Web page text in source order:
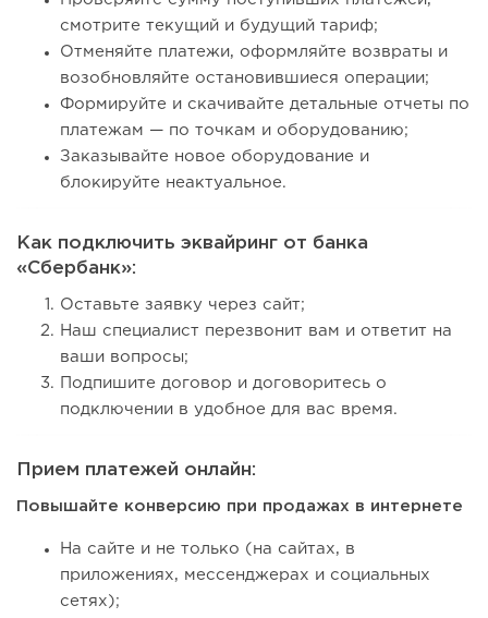
смотрите текущий и будущий тариф;
Отменяйте платежи, оформляйте возвраты и
возобновляйте остановившиеся операции;
Формируйте и скачивайте детальные отчеты по
платежам — по точкам и оборудованию;
Заказывайте новое оборудование и
блокируйте неактуальное.
Как подключить эквайринг от банка
«Сбербанк»:
Оставьте заявку через сайт;
Наш специалист перезвонит вам и ответит на
ваши вопросы;
Подпишите договор и договоритесь о
подключении в удобное для вас время.
Прием платежей онлайн:
Повышайте конверсию при продажах в интернете
На сайте и не только (на сайтах, в
приложениях, мессенджерах и социальных
сетях);